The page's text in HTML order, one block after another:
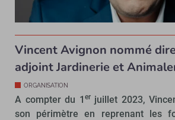
Vincent Avignon nommé
adjoint Jardinerie et
ORGANISATION
A compter du 1 erjuillet 2023,
son périmètre en reprenant les